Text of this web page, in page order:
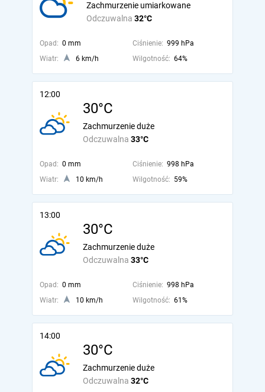
Odczuwalna 32°C
Zachmurzenie umiarkowane
Opad: 0 mm Ciśnienie: 999 hPa
Wiatr:
6 km/h Wilgotność: 64%
12:00
30°C
Odczuwalna 33°C
Zachmurzenie duże
Opad: 0 mm Ciśnienie: 998 hPa
Wiatr:
10 km/h Wilgotność: 59%
13:00
30°C
Odczuwalna 33°C
Zachmurzenie duże
Opad: 0 mm Ciśnienie: 998 hPa
Wiatr:
10 km/h Wilgotność: 61%
14:00
30°C
Odczuwalna 32°C
Zachmurzenie duże